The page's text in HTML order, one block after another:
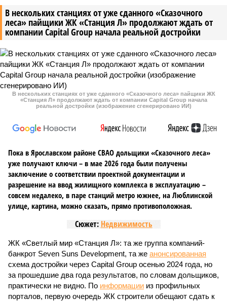
В нескольких станциях от уже сданного «Сказочного
леса» пайщики ЖК «Станция Л» продолжают ждать от
компании Capital Group начала реальной достройки
В нескольких станциях от уже сданного «Сказочного леса» пайщики ЖК
«Станция Л» продолжают ждать от компании Capital Group начала
реальной достройки (изображение сгенерировано ИИ)
Пока в Ярославском районе СВАО дольщики «Сказочного леса»
уже получают ключи – в мае 2026 года были получены
заключение о соответствии проектной документации и
разрешение на ввод жилищного комплекса в эксплуатацию –
совсем недалеко, в паре станций метро южнее, на Люблинской
улице, картина, можно сказать, прямо противоположная.
Сюжет: Недвижимость
ЖК «Светлый мир «Станция Л»: та же группа компаний-
банкрот Seven Suns Development, та же анонсированная
схема достройки через Capital Group осенью 2024 года, но
за прошедшие два года результатов, по словам дольщиков,
практически не видно. По информации из профильных
порталов, первую очередь ЖК строители обещают сдать к